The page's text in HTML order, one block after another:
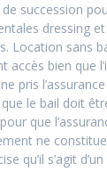
succession
dressing
Location sans
accès bien que
pris
le bail doit
que
ne
qu’il s’agit